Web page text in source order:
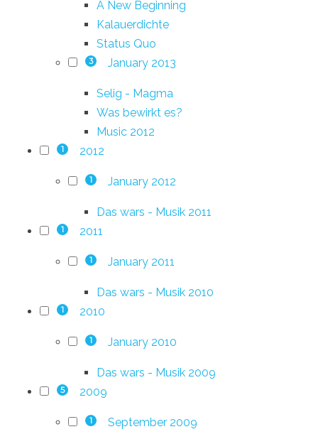
A New Beginning
Kalauerdichte
Status Quo
3 January 2013
Selig - Magma
Was bewirkt es?
Music 2012
1 2012
1 January 2012
Das wars - Musik 2011
1 2011
1 January 2011
Das wars - Musik 2010
1 2010
1 January 2010
Das wars - Musik 2009
5 2009
1 September 2009